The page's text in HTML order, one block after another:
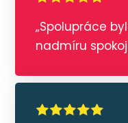
„Spolupráce
nadmíru